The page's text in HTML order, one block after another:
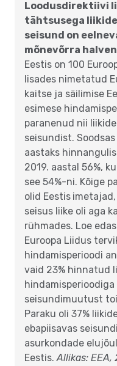
Loodusdirektiivi
tähtsusega
seisund on
mõnevõrra
Eestis on 100
lisades nimetatud
kaitse ja säilimise
esimese
paranenud nii
seisundist.
aastaks
2019. aastal 56%,
see 54%-ni. Kõige
olid Eestis imetajad,
seisus liike oli aga
rühmades. Loe
Euroopa Liidus
hindamisperioodi
vaid 23% hinnatud
seisundimuutust
Paraku oli 37%
ebapiisavas
asurkondade
Eestis.Allikas: EEA,